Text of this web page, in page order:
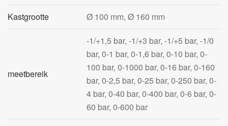
Kastgrootte Ø 100 mm, Ø 160 mm
meetbereik
-1/+1,5 bar, -1/+3 bar, -1/+5 bar, -1/0
bar, 0-1 bar, 0-1,6 bar, 0-10 bar, 0-
100 bar, 0-1000 bar, 0-16 bar, 0-160
bar, 0-2,5 bar, 0-25 bar, 0-250 bar, 0-
4 bar, 0-40 bar, 0-400 bar, 0-6 bar, 0-
60 bar, 0-600 bar